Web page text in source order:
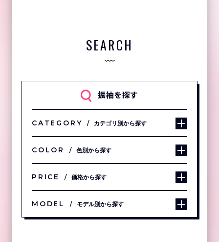
SEARCH
振袖を探す
CATEGORY カテゴリ別から探す
COLOR 色別から探す
PRICE 価格から探す
MODEL モデル別から探す